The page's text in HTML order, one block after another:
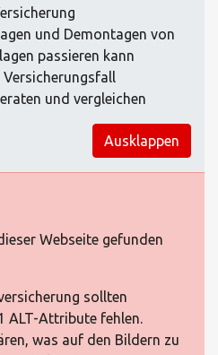
und Demontagen von
passieren kann
und vergleichen
Ausklappen
Webseite gefunden
sollten
ALT-Attribute fehlen.
was auf den Bildern zu